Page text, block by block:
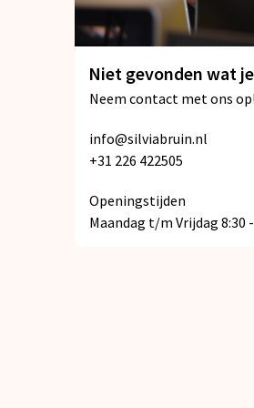
Niet gevonden wat
Neem contact met ons op!
info@silviabruin.nl
+31 226 422505
Openingstijden
Maandag t/m Vrijdag 8:30